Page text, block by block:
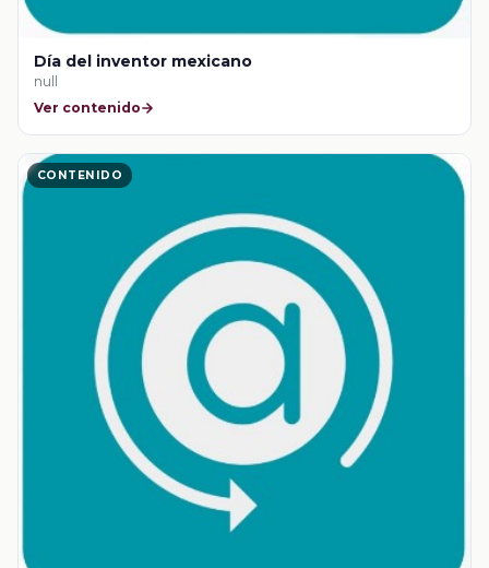
Día del inventor mexicano
null
Ver contenido
CONTENIDO